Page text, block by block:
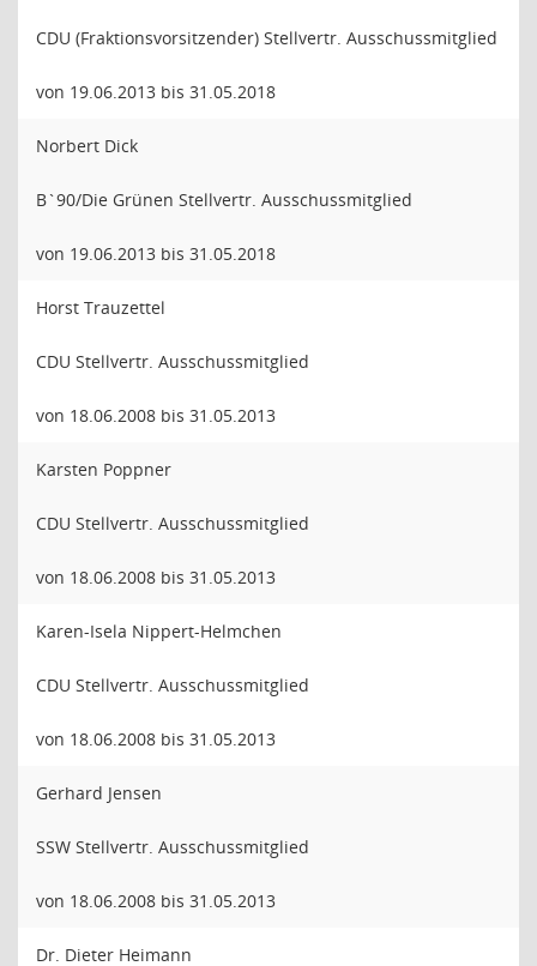
CDU (Fraktionsvorsitzender) Stellvertr. Ausschussmitglied
von 19.06.2013 bis 31.05.2018
Norbert Dick
B`90/Die Grünen Stellvertr. Ausschussmitglied
von 19.06.2013 bis 31.05.2018
Horst Trauzettel
CDU Stellvertr. Ausschussmitglied
von 18.06.2008 bis 31.05.2013
Karsten Poppner
CDU Stellvertr. Ausschussmitglied
von 18.06.2008 bis 31.05.2013
Karen-Isela Nippert-Helmchen
CDU Stellvertr. Ausschussmitglied
von 18.06.2008 bis 31.05.2013
Gerhard Jensen
SSW Stellvertr. Ausschussmitglied
von 18.06.2008 bis 31.05.2013
Dr. Dieter Heimann